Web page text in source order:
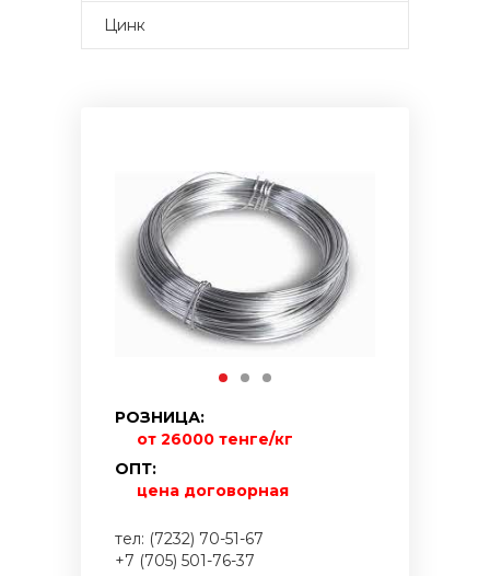
Цинк
РОЗНИЦА:
от 26000 тенге/кг
ОПТ:
цена договорная
тел: (7232) 70-51-67
+7 (705) 501-76-37